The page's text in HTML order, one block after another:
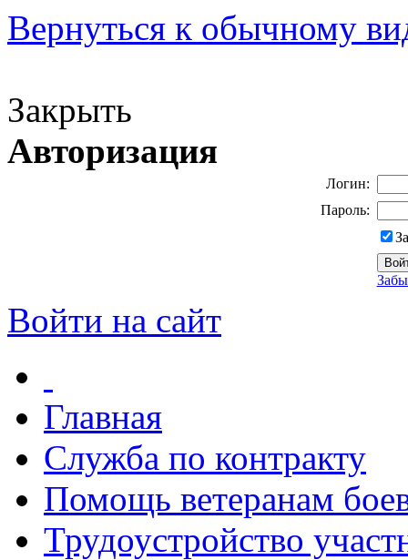
Вернуться к обычному
Закрыть
Авторизация
Логин:
Пароль:
Войти на сайт
Главная
Служба по контракту
Помощь ветеранам
Трудоустройство